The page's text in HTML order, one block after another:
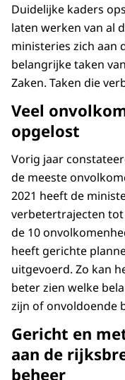
Duidelijke kaders
laten werken van al
ministeries zich aan
belangrijke taken
Zaken. Taken die
Veel
opgelost
Vorig jaar
de meeste
2021 heeft de
verbetertrajecten tot
de 10
heeft gerichte
uitgevoerd. Zo kan
beter zien welke
zijn of onvoldoende
Gericht en
aan de
beheer